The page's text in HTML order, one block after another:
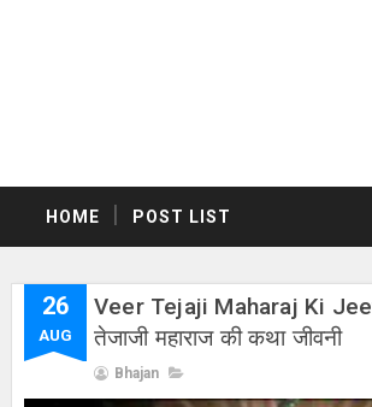
HOME POST LIST
26
AUG
Veer Tejaji Maharaj Ki
तेजाजी महाराज की कथा जीवनी
Bhajan